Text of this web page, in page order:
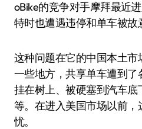
oBike的竞争对手摩拜最近
特时也遭遇违停和单车被故
这种问题在它的中国本土
一些地方，共享单车遭到
挂在树上、被硬塞到汽车
等。在进入美国市场以前
忧。